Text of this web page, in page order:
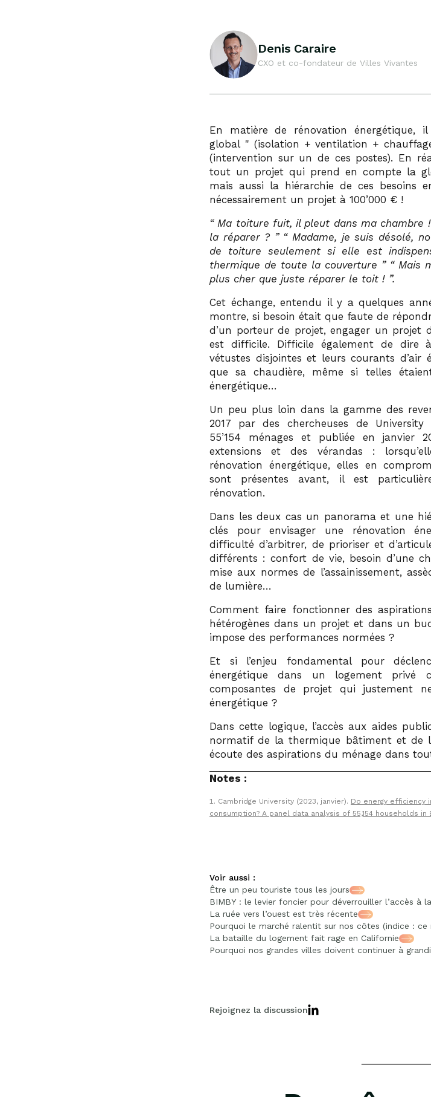
Denis Caraire
CXO et co-fondateur de Villes Vivantes
En matière de rénovation énergétique,
global
(isolation + ventilation +
(intervention sur un de ces postes). En
tout un projet qui prend en compte la
mais aussi la hiérarchie de ces besoins
nécessairement un projet à 100’000 € !
“ Ma toiture fuit, il pleut dans ma chambre
la réparer ? ” “ Madame, je suis désolé,
de toiture seulement si elle est
thermique de toute la couverture ” “ Mais
plus cher que juste réparer le toit ! ”.
Cet échange, entendu il y a quelques
montre, si besoin était que faute de
d’un porteur de projet, engager un projet
est difficile. Difficile également de dire
vétustes disjointes et leurs courants d’air
que sa chaudière, même si telles
énergétique…
Un peu plus loin dans la gamme des
2017 par des chercheuses de
55’154 ménages et publiée en janvier
extensions et des vérandas :
rénovation énergétique, elles en
sont présentes avant, il est
rénovation.
Dans les deux cas un panorama et une
clés pour envisager une rénovation
difficulté d’arbitrer, de prioriser et
différents : confort de vie, besoin d’une
mise aux normes de l’assainissement,
de lumière…
Comment faire fonctionner des
hétérogènes dans un projet et dans un
impose des performances normées ?
Et si l’enjeu fondamental pour
énergétique dans un logement privé
composantes de projet qui justement
énergétique ?
Dans cette logique, l’accès aux aides
normatif de la thermique bâtiment et de
écoute des aspirations du ménage dans
Notes :
Cambridge University (2023, janvier). Do energy efficiency
consumption? A panel data analysis of 55,154 households in
Voir aussi :
Être un peu touriste tous les jours
BIMBY : le levier foncier pour déverrouiller l’accès à
La ruée vers l’ouest est très récente
Pourquoi le marché ralentit sur nos côtes (indice : ce
La bataille du logement fait rage en Californie
Pourquoi nos grandes villes doivent continuer à
Rejoignez la discussion